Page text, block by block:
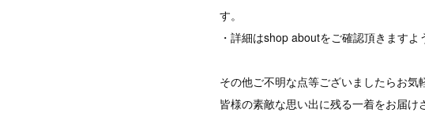
す。
・詳細はshop aboutをご確認頂きますよ
その他ご不明な点等ございましたらお気
皆様の素敵な思い出に残る一着をお届け